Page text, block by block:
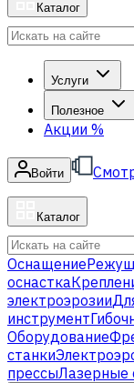
Каталог
Услуги
Полезное
Акции %
Войти
Каталог
Оснащение
оснастка
электроэрозии
инструмент
Оборудование
станки
прессыЛазерные